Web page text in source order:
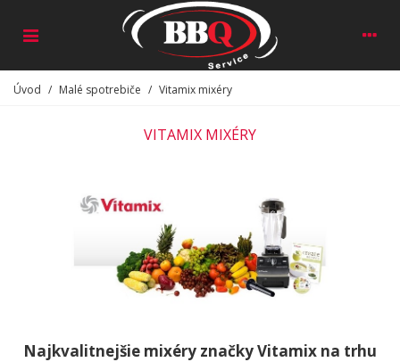
Úvod / Malé spotrebiče / Vitamix mixéry
VITAMIX MIXÉRY
Najkvalitnejšie mixéry značky Vitamix na trhu